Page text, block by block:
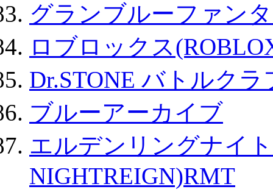
グランブルーファン
ロブロックス
Dr.STONE バトルク
ブルーアーカイブ
エルデンリングナイ
NIGHTREIGN)RMT